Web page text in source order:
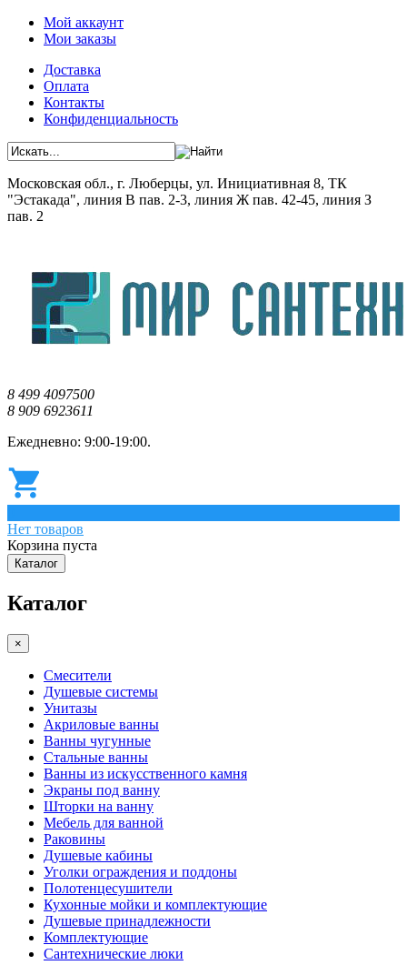
Мой аккаунт
Мои заказы
Доставка
Оплата
Контакты
Конфиденциальность
Московская обл., г. Люберцы, ул. Инициативная 8, ТК
"Эстакада", линия В пав. 2-3, линия Ж пав. 42-45, линия З
пав. 2
8 499 4097500
8 909 6923611
Ежедневно: 9:00-19:00.
Нет товаров
Корзина пуста
Каталог
Каталог
×
Смесители
Душевые системы
Унитазы
Акриловые ванны
Ванны чугунные
Стальные ванны
Ванны из искусственного камня
Экраны под ванну
Шторки на ванну
Мебель для ванной
Раковины
Душевые кабины
Уголки ограждения и поддоны
Полотенцесушители
Кухонные мойки и комплектующие
Душевые принадлежности
Комплектующие
Сантехнические люки